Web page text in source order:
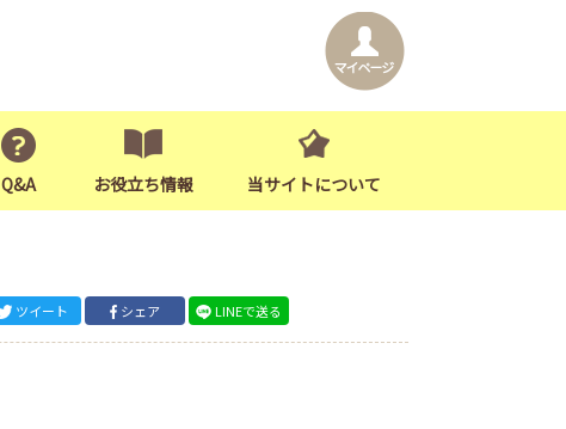
Q&A お役立ち情報 当サイトについて
ツイート シェア LINEで送る